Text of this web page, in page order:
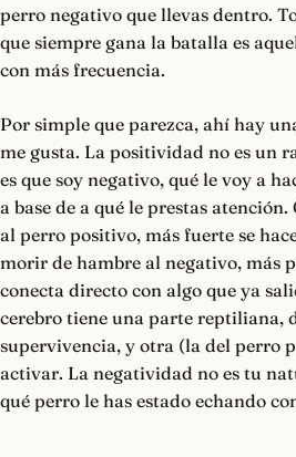
perro negativo que llevas dentro.
que siempre gana la batalla es
con más frecuencia.
Por simple que parezca, ahí hay
me gusta. La positividad no es un
es que soy negativo, qué le voy a
a base de a qué le prestas
al perro positivo, más fuerte se
morir de hambre al negativo, más
conecta directo con algo que ya
cerebro tiene una parte reptiliana,
supervivencia, y otra (la del perro
activar. La negatividad no es tu
qué perro le has estado echando